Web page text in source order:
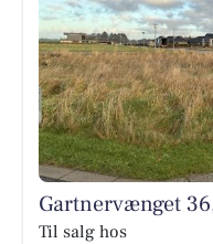
Gartnervænget
Til salg hos